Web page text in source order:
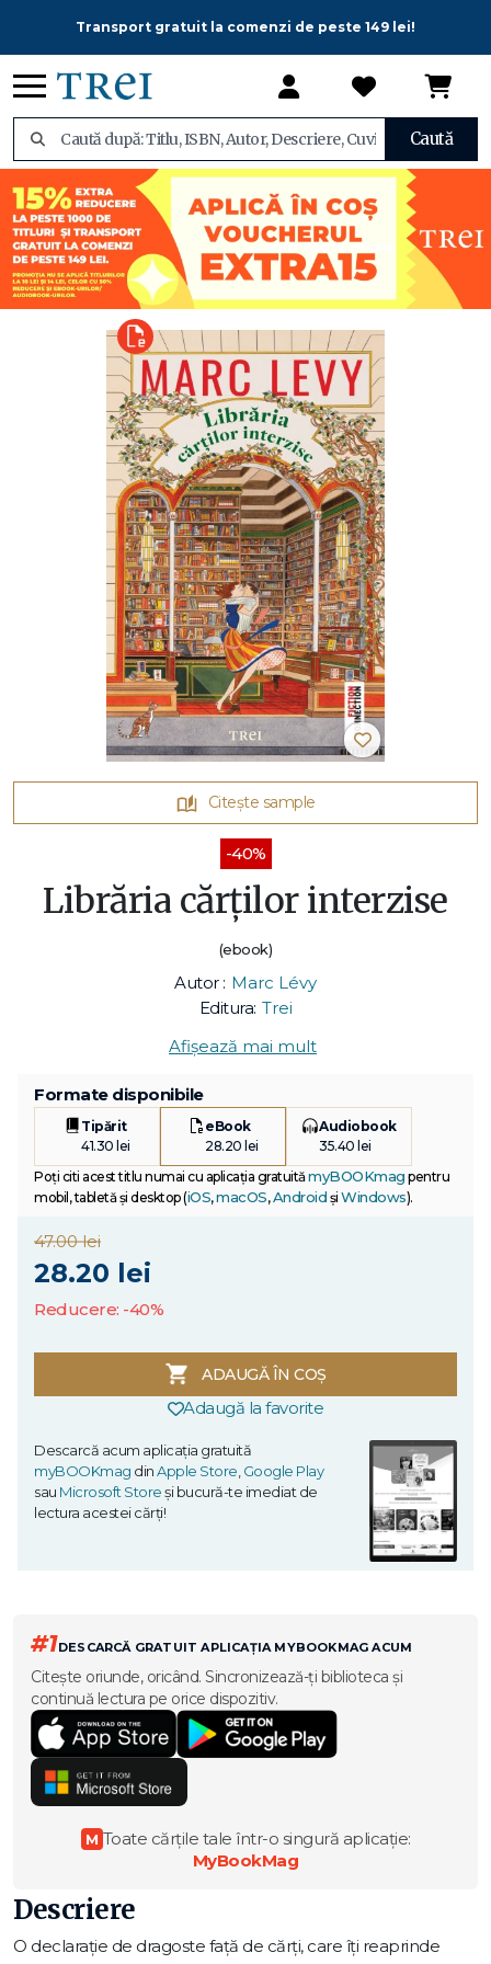
Transport gratuit la comenzi de peste 149 lei!
Caută
Citește sample
-40%
Librăria cărților interzise
(ebook)
Autor : Marc Lévy
Editura: Trei
Afișează mai mult
Formate disponibile
Tipărit
41.30 lei
eBook
28.20 lei
Audiobook
35.40 lei
Poți citi acest titlu numai cu aplicația gratuitămyBOOKmag pentru
mobil, tabletă și desktop (iOS,macOS,Android și Windows).
47.00 lei
28.20 lei
Reducere: -40%
ADAUGĂ ÎN COȘ
Adaugă la favorite
Descarcă acum aplicația gratuită
myBOOKmag dinApple Store,Google Play
sau Microsoft Storeși bucură-te imediat de
lectura acestei cărți!
#1DESCARCĂ GRATUIT APLICAȚIA MYBOOKMAG ACUM
Citește oriunde, oricând. Sincronizează-ți biblioteca și
continuă lectura pe orice dispozitiv.
M Toate cărțile tale într-o singură aplicație:
MyBookMag
Descriere
O declarație de dragoste față de cărți, care îți reaprinde